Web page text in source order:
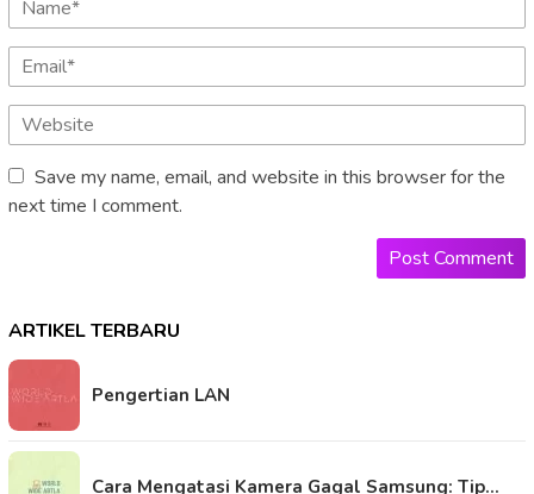
Save my name, email, and website in this browser for the
next time I comment.
ARTIKEL TERBARU
Pengertian LAN
Cara Mengatasi Kamera Gagal Samsung: Tip…